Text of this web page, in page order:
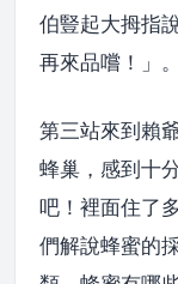
伯豎起大拇指
再來品嚐！」。
第三站來到賴
蜂巢，感到十
吧！裡面住了
們解說蜂蜜的